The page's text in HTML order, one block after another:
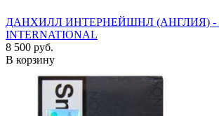
ДАНХИЛЛ ИНТЕРНЕЙШНЛ (АНГЛИЯ) -
INTERNATIONAL
8 500 руб.
В корзину